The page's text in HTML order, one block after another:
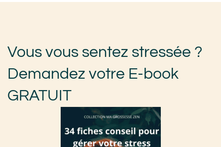
Vous vous sentez stressée ?
Demandez votre E-book
GRATUIT